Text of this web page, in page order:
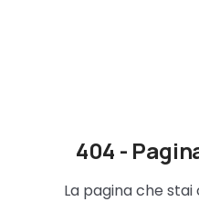
404 -
La pagina che